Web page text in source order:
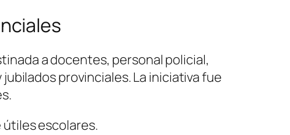
a docentes, personal policial,
provinciales. La iniciativa fue
útiles escolares.